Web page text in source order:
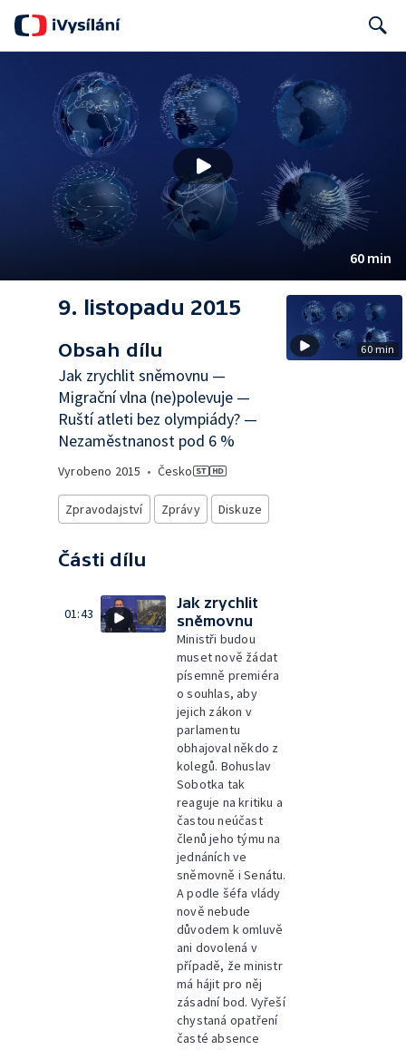
60 min
9. listopadu 2015
Obsah dílu
Jak zrychlit sněmovnu —
Migrační vlna (ne)polevuje —
Ruští atleti bez olympiády? —
Nezaměstnanost pod 6 %
Vyrobeno 2015 • Česko
Zpravodajství Zprávy Diskuze
Části dílu
01:43
Jak zrychlit
sněmovnu
Ministři budou
muset nově žádat
písemně premiéra
o souhlas, aby
jejich zákon v
parlamentu
obhajoval někdo z
kolegů. Bohuslav
Sobotka tak
reaguje na kritiku a
častou neúčast
členů jeho týmu na
jednáních ve
sněmovně i Senátu.
A podle šéfa vlády
nově nebude
důvodem k omluvě
ani dovolená v
případě, že ministr
má hájit pro něj
zásadní bod. Vyřeší
chystaná opatření
časté absence
60 min